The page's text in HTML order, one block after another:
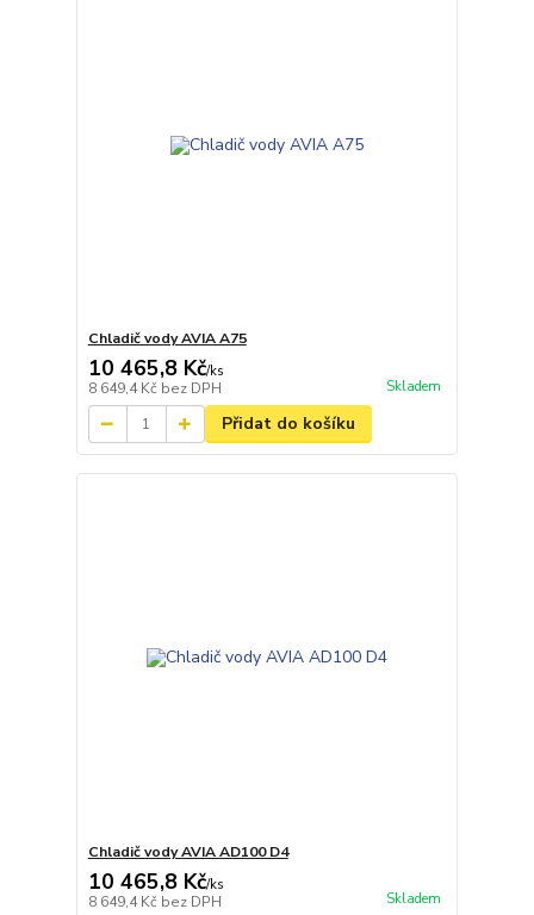
Chladič vody AVIA A75
10 465,8 Kč/ks
8 649,4 Kč bez DPH Skladem
Přidat do košíku
Chladič vody AVIA AD100 D4
10 465,8 Kč/ks
8 649,4 Kč bez DPH Skladem